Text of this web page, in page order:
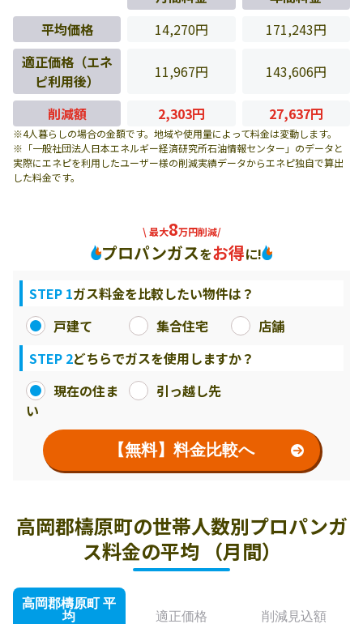
平均価格
14,270円
171,243円
適正価格（エネ
ピ利用後）
11,967円 143,606円
削減額 2,303円 27,637円
※4人暮らしの場合の金額です。地域や使用量によって料金は変動します。
※「一般社団法人日本エネルギー経済研究所石油情報センター」のデータと
実際にエネピを利用したユーザー様の削減実績データからエネピ独自で算出
した料金です。
\ 最大8万円削減/
プロパンガスをお得に!
STEP 1ガス料金を比較したい物件は？
戸建て
集合住宅
店舗
STEP 2どちらでガスを使用しますか？
現在の住ま
い
引っ越し先
【無料】料金比較へ
高岡郡檮原町の世帯人数別プロパンガ
ス料金の平均 （月間）
高岡郡檮原町 平
均
適正価格 削減見込額